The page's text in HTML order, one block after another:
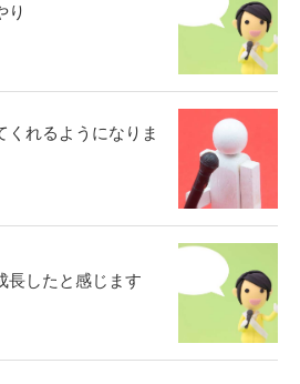
り
くれるようになりま
長したと感じます